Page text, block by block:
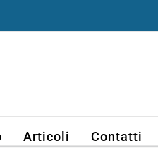
Articoli Contatti